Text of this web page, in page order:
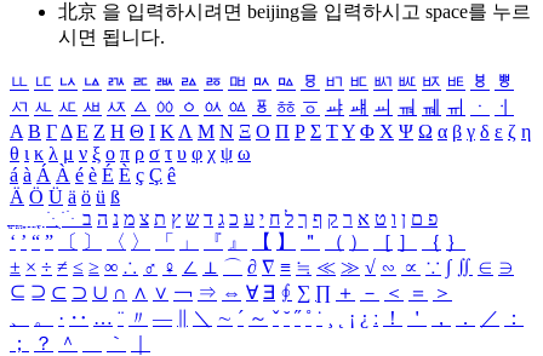
北京 을 입력하시려면 beijing을 입력하시고 space를 누르
시면 됩니다.
ㅥ ㅦ ㅧ ㅨ ㅩ ㅪ ㅫ ㅬ ㅭ ㅮ ㅯ ㅰ ㅱ ㅲ ㅳ ㅴ ㅵ ㅶ ㅷ ㅸ
ㅹ
ㅺ ㅻ ㅼ ㅽ ㅾ ㅿ ㆀ ㆁ ㆂ ㆃ ㆄ ㆅ ㆆ ㆇ ㆈ ㆉ ㆊ ㆋ ㆌ ㆍ
ㆎ
Α Β ΓΔ Ε Ζ Η Θ Ι ΚΛ Μ Ν Ξ Ο Π Ρ Σ ΤΥ Φ Χ Ψ Ω α β γ δ ε ζ η
θ ι κ λ μ ν ξ ο π ρ σ τ υ φ χ ψ ω
á à Á À é è É È ç Ç ê
Ä Ö Ü ä ö ü ß
ִֶֹ ֻּ ׁׂ פ ם ן ו ט א ר ק ף ך ל ח י ע כ ג ד ש ץ ת צ מ נ ה ב
‘ ’ “ ” 〔 〕 〈 〉 「 」 『 』 【 】 ＂ （ ） ［ ］ ｛ ｝
± × ÷ ≠ ≤ ≥ ∞ ∴ ♂ ♀ ∠ ⊥ ⌒ ∂ ∇ ≡ ≒ ≪ ≫ √ ∽ ∝ ∵ ∫ ∬ ∈ ∋
⊆ ⊇ ⊂ ⊃ ∪ ∩ ∧ ∨ ￢ ⇒ ⇔ ∀ ∃ ∮ ∑ ∏ ＋ － ＜ ＝
＞
、
。 · ‥ … ¨ 〃 ― ＼ ∼ ´ ～ ˇ ˘ ˝ ˚ ˙ ¸ ¡ ¿ ː ！ ＇ ， ． ／
：
；
？ ＾ ｀